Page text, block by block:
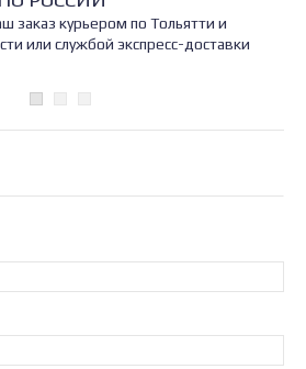
заказ курьером по Тольятти и
или службой экспресс-доставки